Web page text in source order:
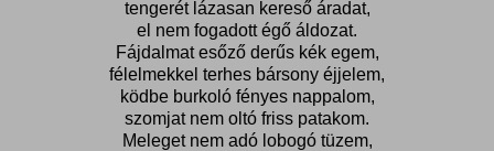
tengerét lázasan kereső áradat,
el nem fogadott égő áldozat.
Fájdalmat esőző derűs kék egem,
félelmekkel terhes bársony éjjelem,
ködbe burkoló fényes nappalom,
szomjat nem oltó friss patakom.
Meleget nem adó lobogó tüzem,